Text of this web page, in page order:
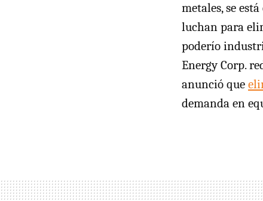
metales, se
luchan para
poderío
Energy Corp.
anunció que
demanda en